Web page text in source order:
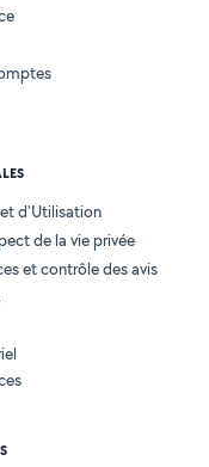
d'Utilisation
de la vie privée
et contrôle des avis